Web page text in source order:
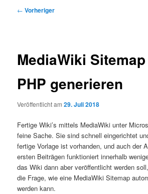
Beitragsnavigation
← Vorheriger
MediaWiki
PHP generieren
Veröffentlicht am29. Juli 2018
Fertige Wiki’s mittels MediaWiki unter
feine Sache. Sie sind schnell eingerichtet
fertige Vorlage ist vorhanden, und auch der
ersten Beiträgen funktioniert innerhalb
das Wiki dann aber veröffentlicht werden
die Frage, wie eine MediaWiki Sitemap
werden kann.